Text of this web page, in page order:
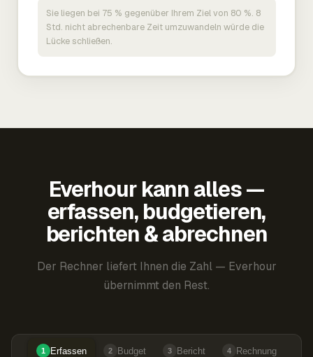
Sie liegen bei 75 % gegenüber Ihrem Ziel von 80 %. 8
Std. nicht abrechenbare Zeit umzuwandeln würde die
Lücke schließen.
Everhour kann alles —
erfassen, budgetieren,
berichten & abrechnen
Der Rechner liefert Ihnen die Zahl — Everhour
übernimmt den Rest.
1 Erfassen 2 Budget 3 Bericht 4 Rechnung